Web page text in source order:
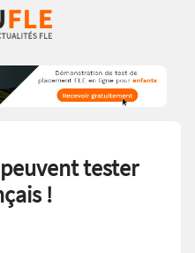
tester
!